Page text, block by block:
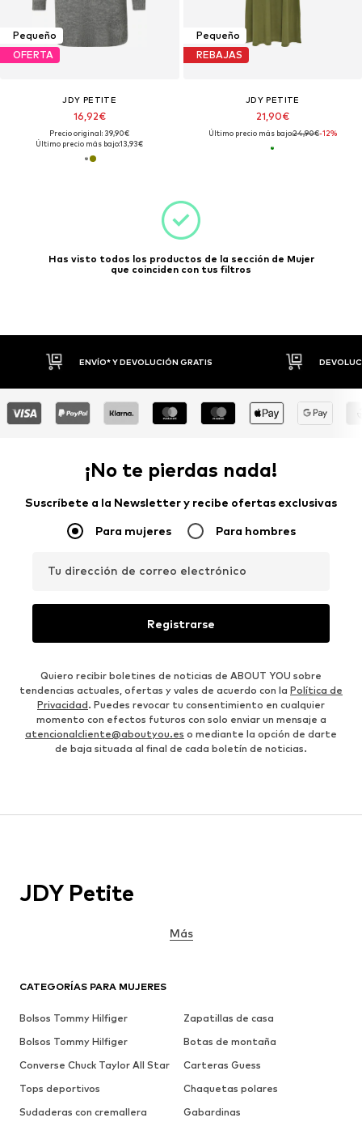
Pequeño
OFERTA
JDY PETITE
16,92€
Precio original: 39,90€
Último precio más bajo:13,93€
Pequeño
REBAJAS
JDY PETITE
21,90€
Último precio más bajo:24,90€-12%
Has visto todos los productos de la sección de Mujer
que coinciden con tus filtros
DEVOLUCIONES HASTA 30 DÍAS
¡No te pierdas nada!
Suscríbete a la Newsletter y recibe ofertas exclusivas
Para mujeres Para hombres
Tu dirección de correo electrónico
Registrarse
Quiero recibir boletines de noticias de ABOUT YOU sobre
tendencias actuales, ofertas y vales de acuerdo con la Política de
Privacidad. Puedes revocar tu consentimiento en cualquier
momento con efectos futuros con solo enviar un mensaje a
atencionalcliente@aboutyou.es o mediante la opción de darte
de baja situada al final de cada boletín de noticias.
CATEGORÍAS PARA MUJERES
Bolsos Tommy Hilfiger
Zapatillas de casa
Bolsos Tommy Hilfiger
Botas de montaña
Converse Chuck Taylor All Star
Carteras Guess
Tops deportivos
Chaquetas polares
Sudaderas con cremallera
Gabardinas
JDY Petite
Más